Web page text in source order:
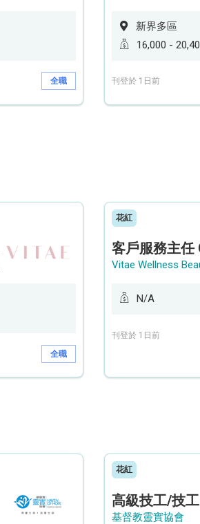
全職
新界多區
16,000 -
刊登於 1日前
全職
花紅
N/A
刊登於 1日前
花紅
基督教靈實協會